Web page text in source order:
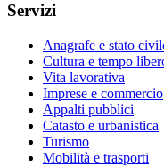
Servizi
Anagrafe e stato
Cultura e tempo
Vita lavorativa
Imprese e commercio
Appalti pubblici
Catasto e urbanistica
Turismo
Mobilità e trasporti